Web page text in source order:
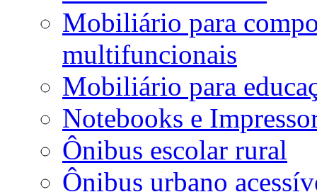
Mobiliário para
multifuncionais
Mobiliário para
Notebooks e
Ônibus escolar rural
Ônibus urbano